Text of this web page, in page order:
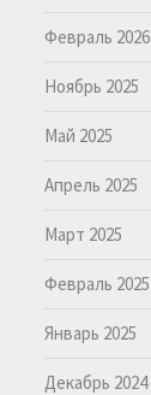
Февраль 2026
Ноябрь 2025
Май 2025
Апрель 2025
Март 2025
Февраль 2025
Январь 2025
Декабрь 2024